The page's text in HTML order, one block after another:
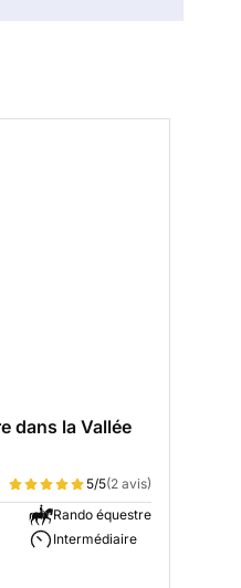
dans la Vallée
5/5(2 avis)
Rando équestre
Intermédiaire